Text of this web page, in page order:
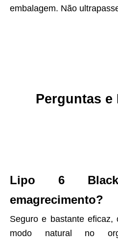
embalagem. Não
Perguntas e
Lipo 6
emagrecimento?
Seguro e bastante
modo natural no